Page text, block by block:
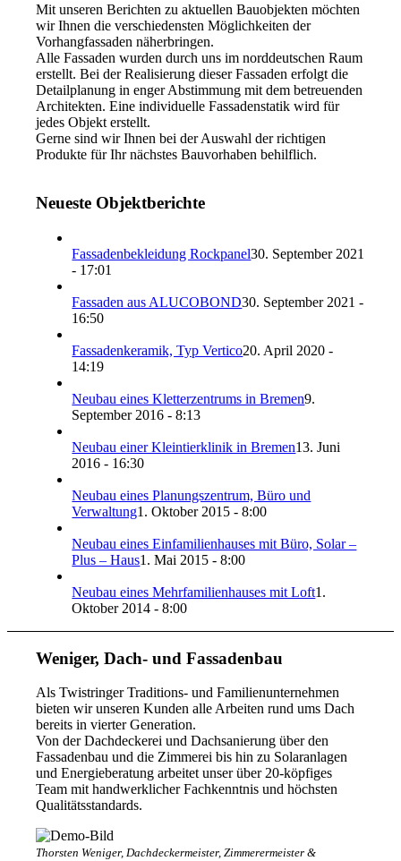
Mit unseren Berichten zu aktuellen Bauobjekten möchten
wir Ihnen die verschiedensten Möglichkeiten der
Vorhangfassaden näherbringen.
Alle Fassaden wurden durch uns im norddeutschen Raum
erstellt. Bei der Realisierung dieser Fassaden erfolgt die
Detailplanung in enger Abstimmung mit dem betreuenden
Architekten. Eine individuelle Fassadenstatik wird für
jedes Objekt erstellt.
Gerne sind wir Ihnen bei der Auswahl der richtigen
Produkte für Ihr nächstes Bauvorhaben behilflich.
Neueste Objektberichte
Fassadenbekleidung Rockpanel30. September 2021
- 17:01
Fassaden aus ALUCOBOND30. September 2021 -
16:50
Fassadenkeramik, Typ Vertico20. April 2020 -
14:19
Neubau eines Kletterzentrums in Bremen9.
September 2016 - 8:13
Neubau einer Kleintierklinik in Bremen13. Juni
2016 - 16:30
Neubau eines Planungszentrum, Büro und
Verwaltung1. Oktober 2015 - 8:00
Neubau eines Einfamilienhauses mit Büro, Solar –
Plus – Haus1. Mai 2015 - 8:00
Neubau eines Mehrfamilienhauses mit Loft1.
Oktober 2014 - 8:00
Weniger, Dach- und Fassadenbau
Als Twistringer Traditions- und Familienunternehmen
bieten wir unseren Kunden alle Arbeiten rund ums Dach
bereits in vierter Generation.
Von der Dachdeckerei und Dachsanierung über den
Fassadenbau und die Zimmerei bis hin zu Solaranlagen
und Energieberatung arbeitet unser über 20-köpfiges
Team mit handwerklicher Fachkenntnis und höchsten
Qualitätsstandards.
Thorsten Weniger, Dachdeckermeister, Zimmerermeister &